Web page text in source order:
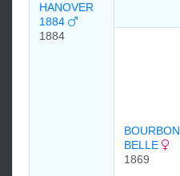
HANOVER
1884
1884
BOURBON
BELLE
1869